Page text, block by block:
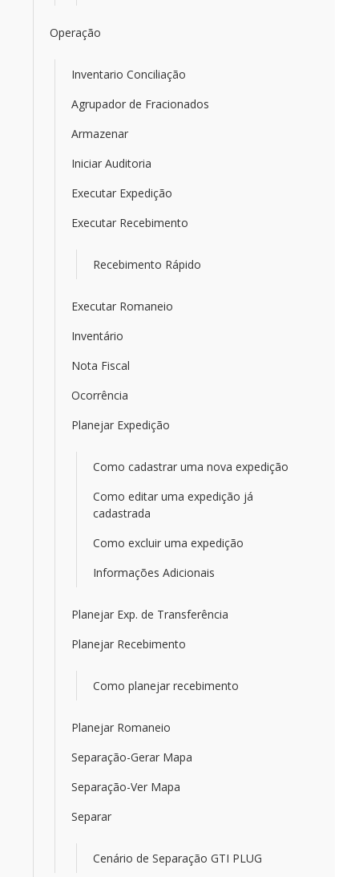
Operação
Inventario Conciliação
Agrupador de Fracionados
Armazenar
Iniciar Auditoria
Executar Expedição
Executar Recebimento
Recebimento Rápido
Executar Romaneio
Inventário
Nota Fiscal
Ocorrência
Planejar Expedição
Como cadastrar uma nova expedição
Como editar uma expedição já
cadastrada
Como excluir uma expedição
Informações Adicionais
Planejar Exp. de Transferência
Planejar Recebimento
Como planejar recebimento
Planejar Romaneio
Separação-Gerar Mapa
Separação-Ver Mapa
Separar
Cenário de Separação GTI PLUG